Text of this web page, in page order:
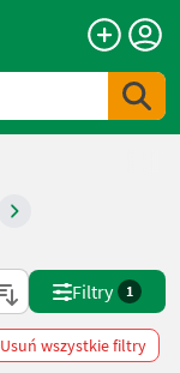
Filtry 1
Usuń wszystkie filtry